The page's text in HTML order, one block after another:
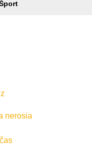
nerosia